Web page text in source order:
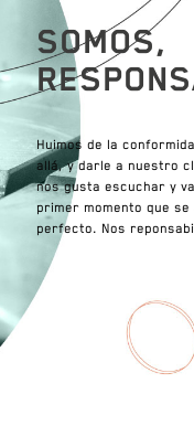
SOMOS,
Huimos de la
allá, y darle a nuestro
nos gusta escuchar y
primer momento que
perfecto. Nos